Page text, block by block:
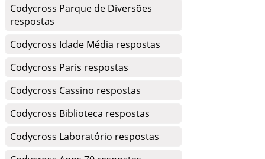
Codycross Parque de Diversões
respostas
Codycross Idade Média respostas
Codycross Paris respostas
Codycross Cassino respostas
Codycross Biblioteca respostas
Codycross Laboratório respostas